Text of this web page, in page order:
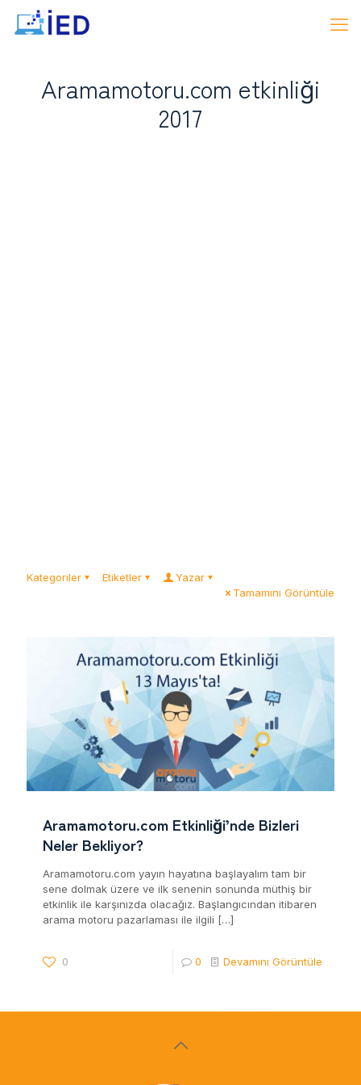
Aramamotoru.com etkinliği
2017
Kategoriler Etiketler
Yazar
Tamamını Görüntüle
Aramamotoru.com Etkinliği’nde Bizleri
Neler Bekliyor?
Aramamotoru.com yayın hayatına başlayalım tam bir
sene dolmak üzere ve ilk senenin sonunda müthiş bir
etkinlik ile karşınızda olacağız. Başlangıcından itibaren
arama motoru pazarlaması ile ilgili […]
0 0 Devamını Görüntüle